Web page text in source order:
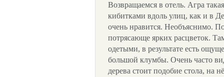
Возвращаемся в отель. Агра
кибитками вдоль улиц, как и в
очень нравится. Необъяснимо.
потрясающе ярких расцветок.
одетыми, в результате есть
большой клумбы. Очень часто
дерева стоит подобие стола, на